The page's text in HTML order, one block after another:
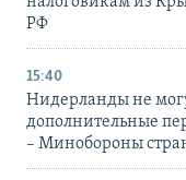
РФ
15:40
Нидерланды не
дополнительные
– Минобороны